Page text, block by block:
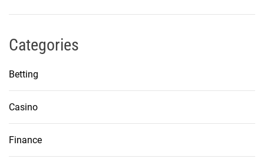
Categories
Betting
Casino
Finance